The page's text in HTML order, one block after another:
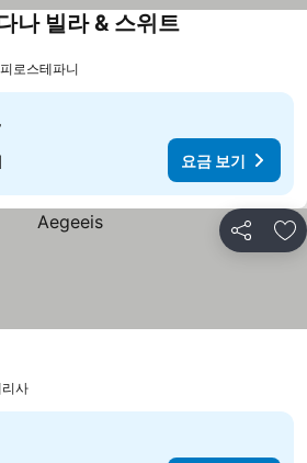
나 빌라 & 스위트
피로스테파니
요금 보기
공유 즐
사